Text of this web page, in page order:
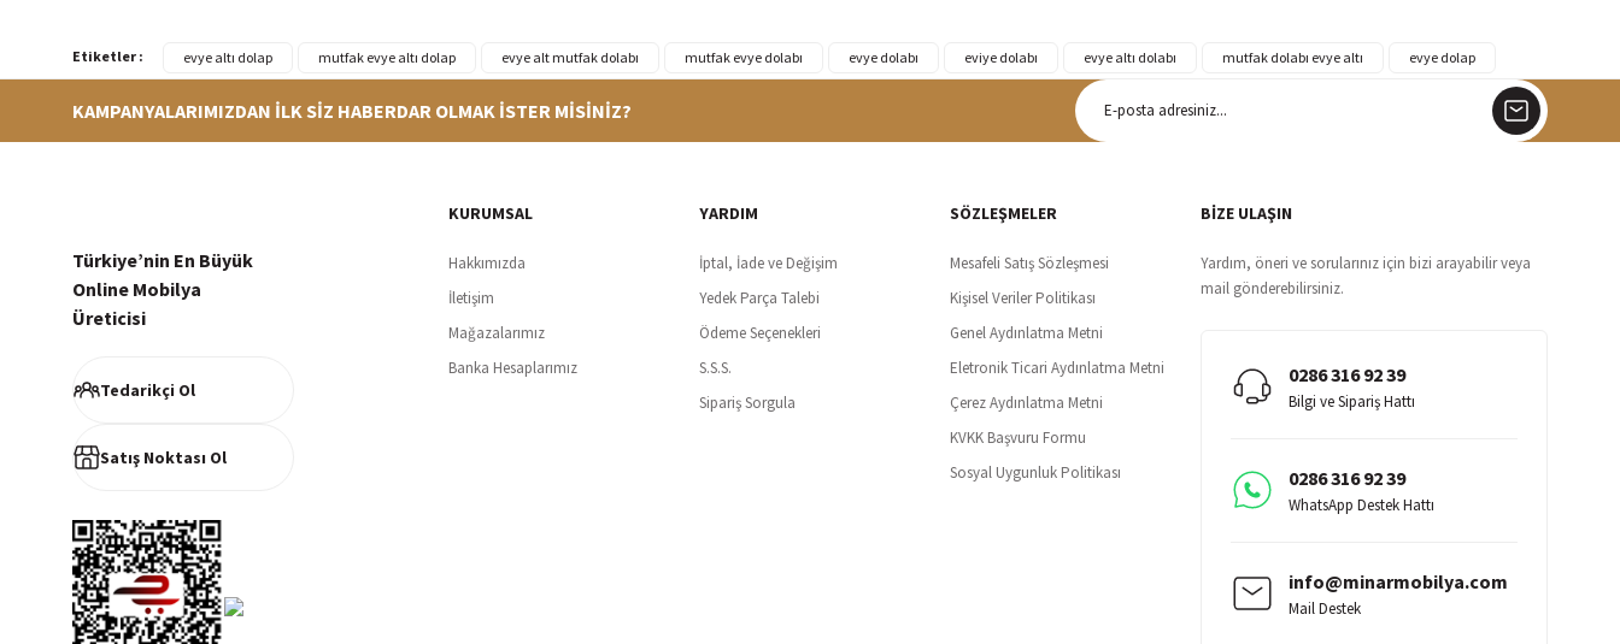
Etiketler : evye altı dolap mutfak evye altı dolap evye alt mutfak dolabı mutfak evye dolabı evye dolabı eviye dolabı evye altı dolabı mutfak dolabı evye altı evye dolap
Siparişleriniz en kısa sürede hazırlanarak kargoya verilir
256Bit SSl sertifikası ve 3D ödeme ile bilgileriniz güvende
Tüm ürünlerde ücretsiz teslimat
%100 müşteri memnuniyeti odaklı ve güvenilir hizmet anlayışı
KAMPANYALARIMIZDAN İLK SİZ HABERDAR OLMAK İSTER MİSİNİZ?
Türkiye’nin En Büyük
Online Mobilya
Üreticisi
Tedarikçi Ol
Satış Noktası Ol
KURUMSAL
Hakkımızda
İletişim
Mağazalarımız
Banka Hesaplarımız
YARDIM
İptal, İade ve Değişim
Yedek Parça Talebi
Ödeme Seçenekleri
S.S.S.
Sipariş Sorgula
SÖZLEŞMELER
Mesafeli Satış Sözleşmesi
Kişisel Veriler Politikası
Genel Aydınlatma Metni
Eletronik Ticari Aydınlatma Metni
Çerez Aydınlatma Metni
KVKK Başvuru Formu
Sosyal Uygunluk Politikası
BİZE ULAŞIN
Yardım, öneri ve sorularınız için bizi arayabilir veya
mail gönderebilirsiniz.
0286 316 92 39
Bilgi ve Sipariş Hattı
0286 316 92 39
WhatsApp Destek Hattı
info@minarmobilya.com
Mail Destek